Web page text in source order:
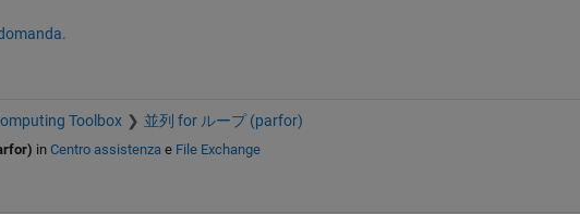
Toolbox 並列 for ループ (parfor)
in Centro assistenzae File Exchange